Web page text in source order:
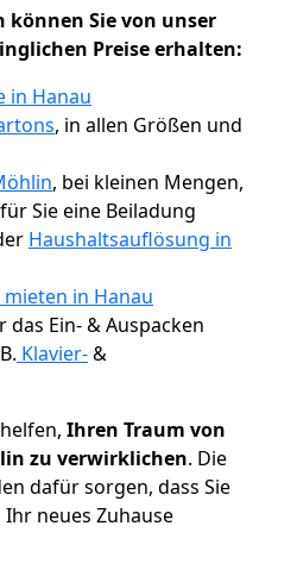
können Sie von unser
Preise erhalten:
in Hanau
, in allen Größen und
, bei kleinen Mengen,
Sie eine Beiladung
Haushaltsauflösung in
in Hanau
das Ein- & Auspacken
Klavier-&
Ihren Traum von
zu verwirklichen. Die
dafür sorgen, dass Sie
Ihr neues Zuhause